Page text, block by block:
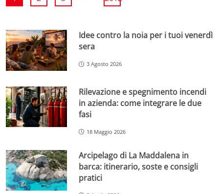
Idee contro la noia per i tuoi venerdì
sera
3 Agosto 2026
Rilevazione e spegnimento incendi
in azienda: come integrare le due
fasi
18 Maggio 2026
Arcipelago di La Maddalena in
barca: itinerario, soste e consigli
pratici